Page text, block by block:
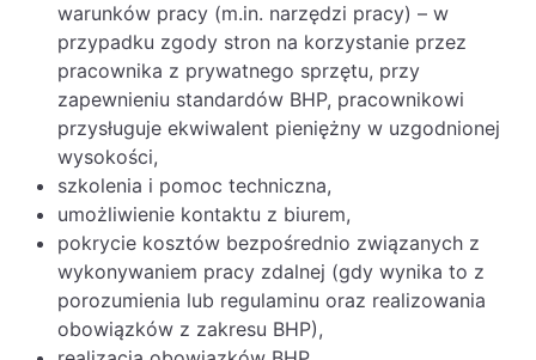
warunków pracy (m.in. narzędzi pracy) – w
przypadku zgody stron na korzystanie przez
pracownika z prywatnego sprzętu, przy
zapewnieniu standardów BHP, pracownikowi
przysługuje ekwiwalent pieniężny w uzgodnionej
wysokości,
szkolenia i pomoc techniczna,
umożliwienie kontaktu z biurem,
pokrycie kosztów bezpośrednio związanych z
wykonywaniem pracy zdalnej (gdy wynika to z
porozumienia lub regulaminu oraz realizowania
obowiązków z zakresu BHP),